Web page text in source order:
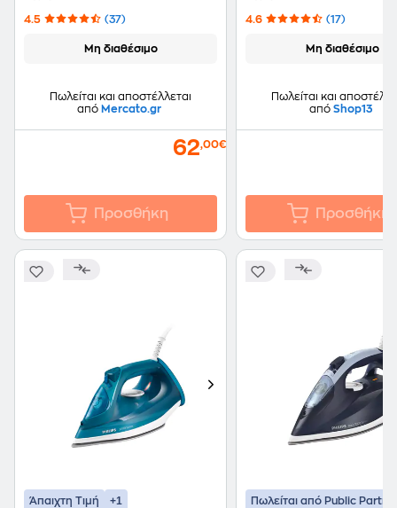
4.5 (37)
Μη διαθέσιμο
Πωλείται και αποστέλλεται
από Mercato.gr
62,00€
Προσθήκη
4.6 (17)
Μη διαθέσιμο
Πωλείται και
από Shop13
Προσθήκη
Άπαιχτη Τιμή +1 Πωλείται από Public